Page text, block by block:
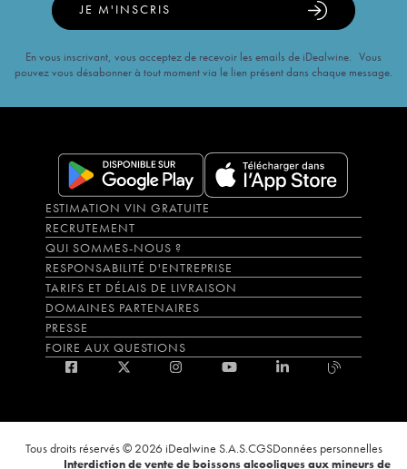
JE M'INSCRIS
En vous inscrivant, vous acceptez de recevoir les emails de iDealwine. Vous
pouvez vous désabonner à tout moment via le lien présent dans chaque message.
ESTIMATION VIN GRATUITE
RECRUTEMENT
QUI SOMMES-NOUS ?
RESPONSABILITÉ D'ENTREPRISE
TARIFS ET DÉLAIS DE LIVRAISON
DOMAINES PARTENAIRES
PRESSE
FOIRE AUX QUESTIONS
Tous droits réservés © 2026 iDealwine S.A.S.CGSDonnées personnelles
Interdiction de vente de boissons alcooliques aux mineurs de